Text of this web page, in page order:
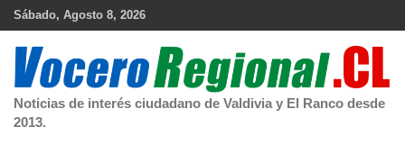
Skip
Sábado, Agosto 8, 2026
Noticias de interés ciudadano de Valdivia y El Ranco desde
2013.